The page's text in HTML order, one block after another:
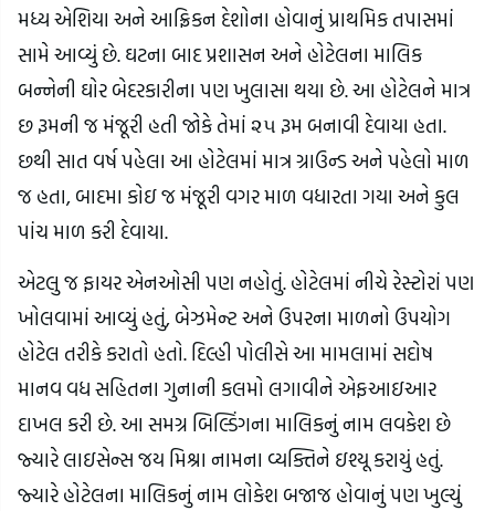
મધ્ય એશિયા અને આફ્રિકન દેશોના હોવાનું પ્રાથમિક તપાસમાં
સામે આવ્યું છે. ઘટના બાદ પ્રશાસન અને હોટેલના માલિક
બન્નેની ઘોર બેદરકારીના પણ ખુલાસા થયા છે. આ હોટેલને માત્ર
છ રૂમની જ મંજૂરી હતી જોકે તેમાં ૨૫ રૂમ બનાવી દેવાયા હતા.
છથી સાત વર્ષ પહેલા આ હોટેલમાં માત્ર ગ્રાઉન્ડ અને પહેલો માળ
જ હતા, બાદમા કોઇ જ મંજૂરી વગર માળ વધારતા ગયા અને કુલ
પાંચ માળ કરી દેવાયા.
એટલુ જ ફાયર એનઓસી પણ નહોતું. હોટેલમાં નીચે રેસ્ટોરાં પણ
ખોલવામાં આવ્યું હતું, બેઝમેન્ટ અને ઉપરના માળનો ઉપયોગ
હોટેલ તરીકે કરાતો હતો. દિલ્હી પોલીસે આ મામલામાં સદોષ
માનવ વધ સહિતના ગુનાની કલમો લગાવીને એફઆઇઆર
દાખલ કરી છે. આ સમગ્ર બિલ્ડિંગના માલિકનું નામ લવકેશ છે
જ્યારે લાઇસેન્સ જય મિશ્રા નામના વ્યક્તિને ઇશ્યૂ કરાયું હતું.
જ્યારે હોટેલના માલિકનું નામ લોકેશ બજાજ હોવાનું પણ ખુલ્યું